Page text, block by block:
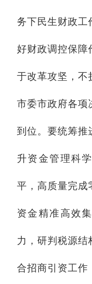
务下民生财政工
好财政调控保障
于改革攻坚，不
市委市政府各项
到位。要统筹推
升资金管理科
平，高质量完成
资金精准高效
力，研判税源结
合招商引资工作